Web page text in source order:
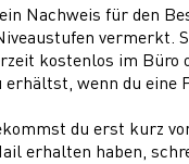
Nachweis für den
vermerkt.
kostenlos im Büro
wenn du
du erst kurz
erhalten haben,